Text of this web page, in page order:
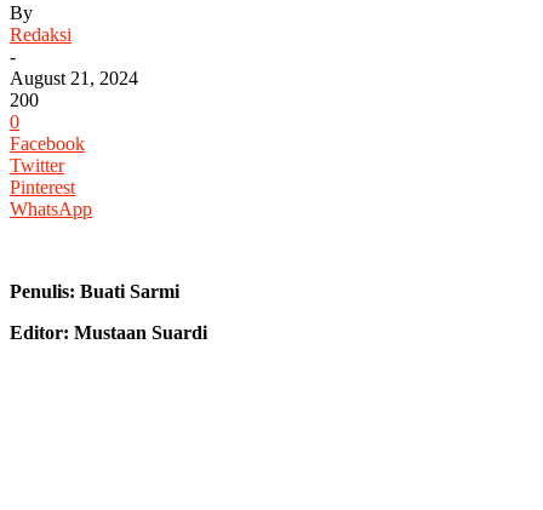
By
Redaksi
-
August 21, 2024
200
0
Facebook
Twitter
Pinterest
WhatsApp
Penulis: Buati Sarmi
Editor: Mustaan Suardi